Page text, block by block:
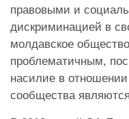
правовыми и
дискриминацией в
молдавское
проблематичным,
насилие в
сообщества